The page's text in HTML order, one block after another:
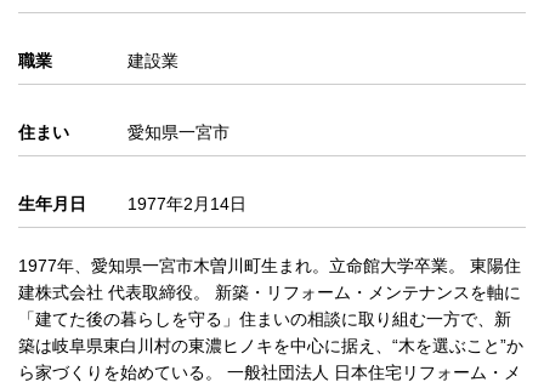
職業 建設業
住まい 愛知県一宮市
生年月日 1977年2月14日
1977年、愛知県一宮市木曽川町生まれ。立命館大学卒業。 東陽住
建株式会社 代表取締役。 新築・リフォーム・メンテナンスを軸に
「建てた後の暮らしを守る」住まいの相談に取り組む一方で、新
築は岐阜県東白川村の東濃ヒノキを中心に据え、“木を選ぶこと”か
ら家づくりを始めている。 一般社団法人 日本住宅リフォーム・メ